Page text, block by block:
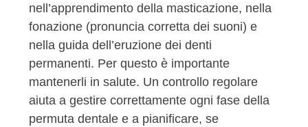
nell’apprendimento della masticazione, nella
fonazione (pronuncia corretta dei suoni) e
nella guida dell’eruzione dei denti
permanenti. Per questo è importante
mantenerli in salute. Un controllo regolare
aiuta a gestire correttamente ogni fase della
permuta dentale e a pianificare, se